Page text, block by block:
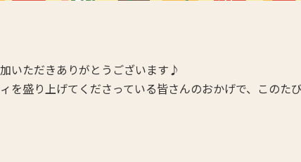
いただきありがとうございます♪
を盛り上げてくださっている皆さんのおかげで、このた